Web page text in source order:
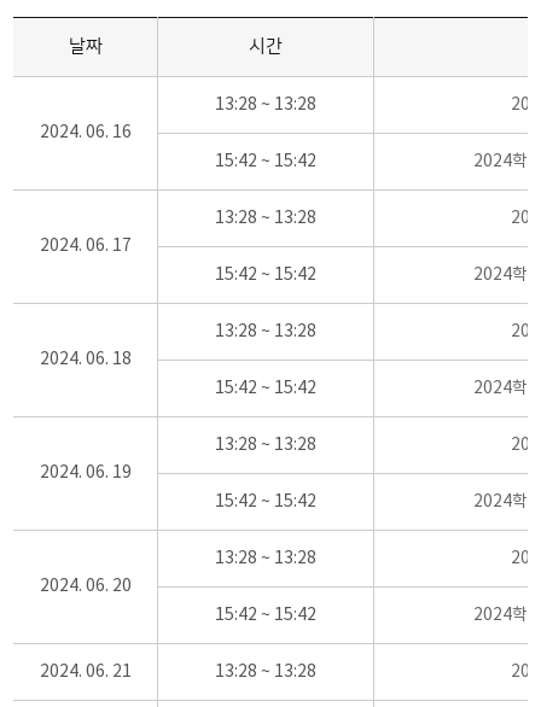
날짜 시간
2024. 06. 16
13:28 ~ 13:28
15:42 ~ 15:42 2024학
2024. 06. 17
13:28 ~ 13:28
15:42 ~ 15:42 2024학
2024. 06. 18
13:28 ~ 13:28
15:42 ~ 15:42 2024학
2024. 06. 19
13:28 ~ 13:28
15:42 ~ 15:42 2024학
2024. 06. 20
13:28 ~ 13:28
15:42 ~ 15:42 2024학
2024. 06. 21 13:28 ~ 13:28